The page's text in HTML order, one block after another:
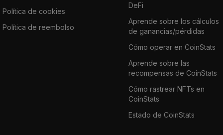
Política de cookies
Política de reembolso
DeFi
Aprende sobre los cálculos
de ganancias/pérdidas
Cómo operar en CoinStats
Aprende sobre las
recompensas de CoinStats
Cómo rastrear NFTs en
CoinStats
Estado de CoinStats